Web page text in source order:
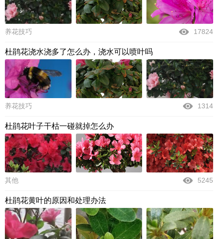
养花技巧 17824
杜鹃花浇水浇多了怎么办，浇水可以喷叶吗
养花技巧 1314
杜鹃花叶子干枯一碰就掉怎么办
其他 5245
杜鹃花黄叶的原因和处理办法